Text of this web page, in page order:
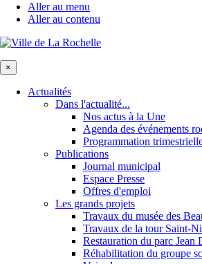
Aller au menu
Aller au contenu
×
Actualités
Dans l'actualité...
Nos actus à la Une
Agenda des événements
Programmation
Publications
Journal municipal
Espace Presse
Offres d'emploi
Les grands projets
Travaux du musée des
Travaux de la tour Saint-
Restauration du parc Jean
Réhabilitation du groupe